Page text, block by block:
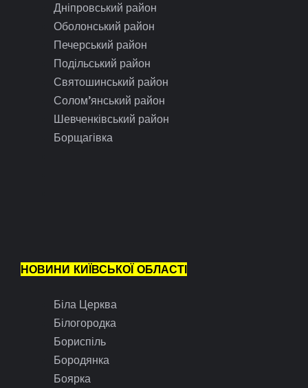
Дніпровський район
Оболонський район
Печерський район
Подільський район
Святошинський район
Солом’янський район
Шевченківський район
Борщагівка
НОВИНИ КИЇВСЬКОЇ ОБЛАСТІ
Біла Церква
Білогородка
Бориспіль
Бородянка
Боярка